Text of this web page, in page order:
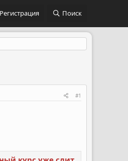
Регистрация Поиск
#1